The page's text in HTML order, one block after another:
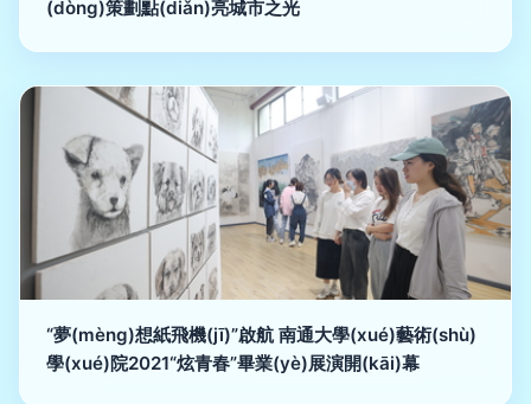
(dòng)策劃點(diǎn)亮城市之光
“夢(mèng)想紙飛機(jī)”啟航 南通大學(xué)藝術(shù)
學(xué)院2021“炫青春”畢業(yè)展演開(kāi)幕